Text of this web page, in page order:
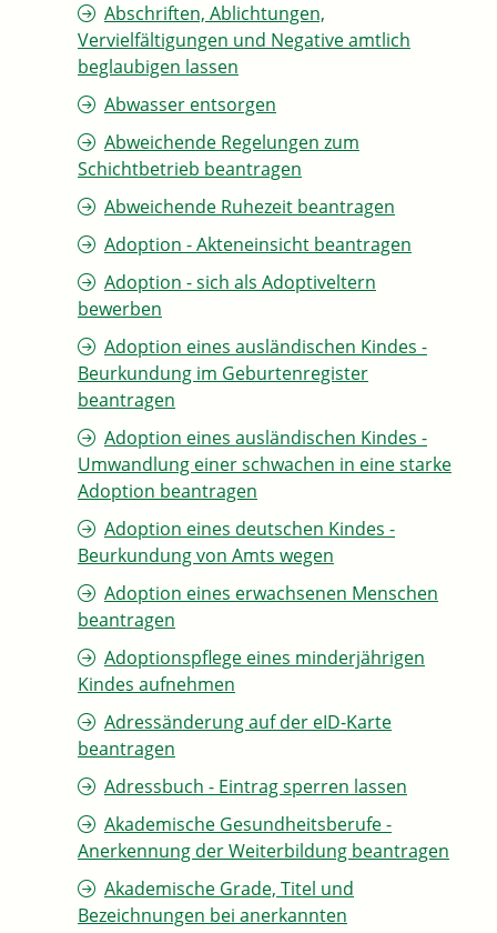
Abschriften, Ablichtungen,
Vervielfältigungen und Negative amtlich
beglaubigen lassen
Abwasser entsorgen
Abweichende Regelungen zum
Schichtbetrieb beantragen
Abweichende Ruhezeit beantragen
Adoption - Akteneinsicht beantragen
Adoption - sich als Adoptiveltern
bewerben
Adoption eines ausländischen Kindes -
Beurkundung im Geburtenregister
beantragen
Adoption eines ausländischen Kindes -
Umwandlung einer schwachen in eine starke
Adoption beantragen
Adoption eines deutschen Kindes -
Beurkundung von Amts wegen
Adoption eines erwachsenen Menschen
beantragen
Adoptionspflege eines minderjährigen
Kindes aufnehmen
Adressänderung auf der eID-Karte
beantragen
Adressbuch - Eintrag sperren lassen
Akademische Gesundheitsberufe -
Anerkennung der Weiterbildung beantragen
Akademische Grade, Titel und
Bezeichnungen bei anerkannten